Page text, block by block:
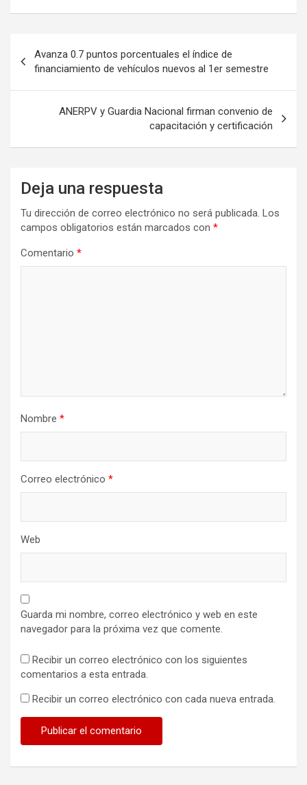
de
entradas
Avanza 0.7 puntos porcentuales el índice de
financiamiento de vehículos nuevos al 1er semestre
ANERPV y Guardia Nacional firman convenio de
capacitación y certificación
Deja una respuesta
Tu dirección de correo electrónico no será publicada. Los
campos obligatorios están marcados con *
Comentario *
Nombre *
Correo electrónico *
Web
Guarda mi nombre, correo electrónico y web en este
navegador para la próxima vez que comente.
Recibir un correo electrónico con los siguientes
comentarios a esta entrada.
Recibir un correo electrónico con cada nueva entrada.